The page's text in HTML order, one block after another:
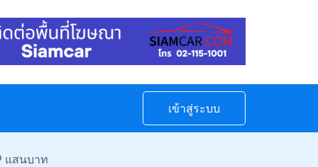
เข้าสู่ระบบ
แสนบาท